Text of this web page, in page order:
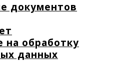
документов
на обработку
данных